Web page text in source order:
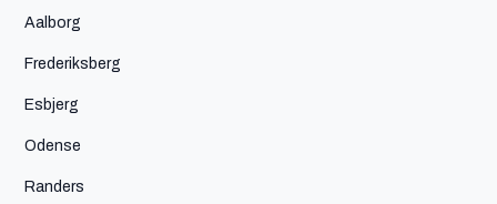
Aalborg
Frederiksberg
Esbjerg
Odense
Randers